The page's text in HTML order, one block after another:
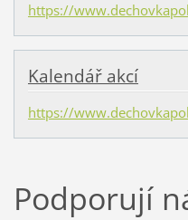
https://
Kalendář akcí
https://
Podporují